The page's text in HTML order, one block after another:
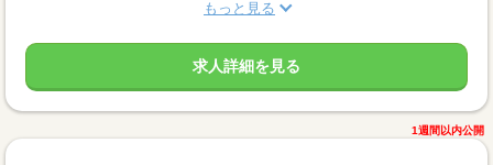
もっと見る
求人詳細を見る
1週間以内公開